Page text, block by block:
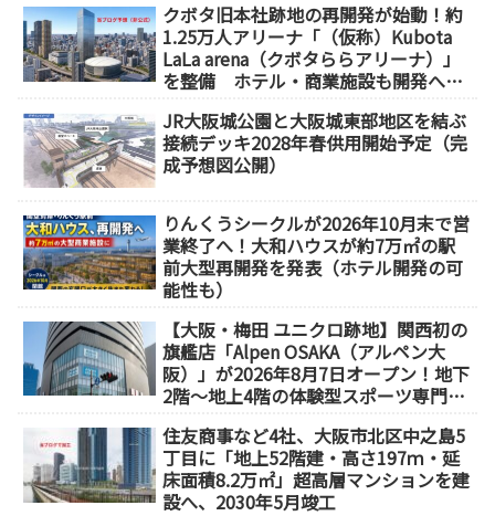
クボタ旧本社跡地の再開発が始動！約
1.25万人アリーナ「（仮称）Kubota
LaLa arena（クボタららアリーナ）」
を整備 ホテル・商業施設も開発へ
JR大阪城公園と大阪城東部地区を結ぶ
接続デッキ2028年春供用開始予定（完
成予想図公開）
りんくうシークルが2026年10月末で営
業終了へ！大和ハウスが約7万㎡の駅
前大型再開発を発表（ホテル開発の可
能性も）
【大阪・梅田 ユニクロ跡地】関西初の
旗艦店「Alpen OSAKA（アルペン大
阪）」が2026年8月7日オープン！地下
2階～地上4階の体験型スポーツ専門店
住友商事など4社、大阪市北区中之島5
丁目に「地上52階建・高さ197ｍ・延
床面積8.2万㎡」超高層マンションを建
設へ、2030年5月竣工